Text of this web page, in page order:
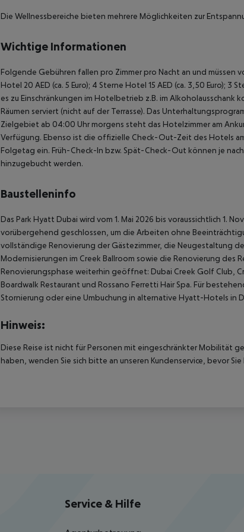
Die Wellnessbereiche bieten mehrere Möglichkeiten zur
Wichtige Informationen
Folgende Gebühren fallen pro Zimmer pro Nacht an und müssen
Hotel 20 AED (ca. 5 Euro); 4 Sterne Hotel 15 AED (ca. 3,50 Euro); 3
es zu Einschränkungen im Hotelbetrieb z.B. im
Räumen serviert (nicht auf der Terrasse). Das
Zielgebiet ab 04:00 Uhr morgens steht das Hotelzimmer am
Verfügung. Ebenso ist die offizielle Check-Out-Zeit des Hotels
Folgetag ein. Früh-Check-In bzw. Spät-Check-Out können je
hinzugebucht werden.
Baustelleninfo
Das Park Hyatt Dubai wird vom 1. Mai 2026 bis voraussichtlich 1.
vorübergehend geschlossen, um die Arbeiten ohne
vollständige Renovierung der Gästezimmer, die Neugestaltung
Modernisierungen im Creek Ballroom sowie die Renovierung des
Renovierungsphase weiterhin geöffnet: Dubai Creek Golf Club,
Boardwalk Restaurant und Rossano Ferretti Hair Spa. Für
Stornierung oder eine Umbuchung in alternative Hyatt-Hotels in
Hinweis:
Diese Reise ist nicht für Personen mit eingeschränkter Mobilität
haben, wenden Sie sich bitte an unseren Kundenservice, bevor
Service & Hilfe